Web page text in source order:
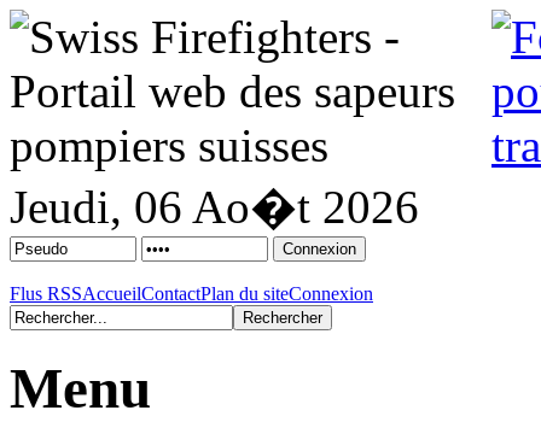
Jeudi, 06 Ao�t 2026
Flus RSSAccueilContactPlan du siteConnexion
Menu